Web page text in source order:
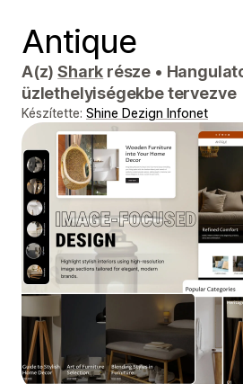
Antique
A(z)Shark része •
üzlethelyiségekbe tervezve
Készítette: Shine Dezign Infonet